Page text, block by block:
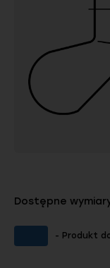
Dostępne
- Produkt